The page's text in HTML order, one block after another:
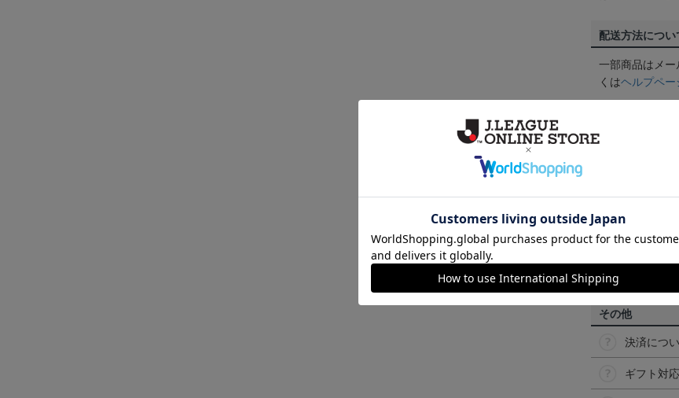
配送方法につい
一部商品はメ
くはヘルプペー
商品画像は、
ンのメーカー
なって見える
【仕様について
取り扱い商品
予告なく変更
その他
決済につ
ギフト対